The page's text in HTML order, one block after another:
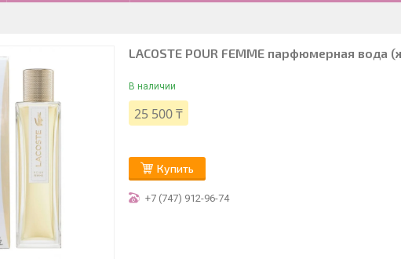
LACOSTE POUR FEMME парфюмерная вода
В наличии
25 500 ₸
Купить
+7 (747) 912-96-74